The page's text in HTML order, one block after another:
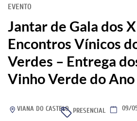
EVENTO
Jantar de Gala dos
Encontros Vínicos
Verdes – Entrega
Vinho Verde do
VIANA DO CASTELO PRESENCIAL 09/